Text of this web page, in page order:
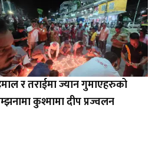
र तराईमा ज्यान गुमाएहरुको
कुश्मामा दीप प्रज्वलन